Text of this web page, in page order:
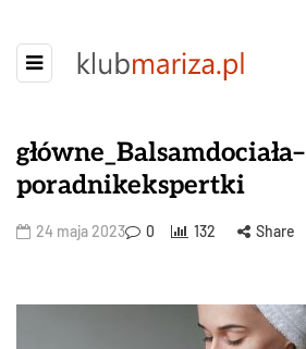
główne_Balsamdociała–
poradnikekspertki
24 maja 2023 0 132 Share